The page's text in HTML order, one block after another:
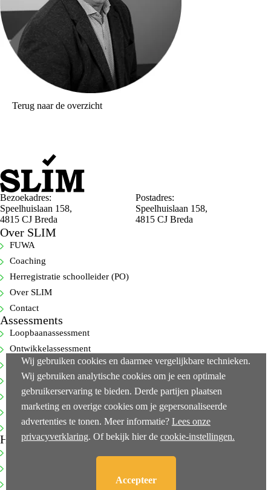
Terug naar de overzicht
Bezoekadres:
Speelhuislaan 158,
4815 CJ Breda
Postadres:
Speelhuislaan 158,
4815 CJ Breda
Over SLIM
FUWA
Coaching
Herregistratie schoolleider (PO)
Over SLIM
Contact
Assessments
Loopbaanassessment
Ontwikkelassessment
Selectie-assessment
360-gradenfeedback
Cognitieve capaciteitentest
Executive-assessments
Bekijk alle…
Handige links
Wij gebruiken cookies en daarmee vergelijkbare technieken.
Wij gebruiken analytische cookies om je een optimale
gebruikerservaring te bieden. Derde partijen plaatsen
marketing en overige cookies om je gepersonaliseerde
advertenties te tonen. Meer informatie? Lees onze
privacyverklaring. Of bekijk hier de cookie-instellingen.
Accepteer